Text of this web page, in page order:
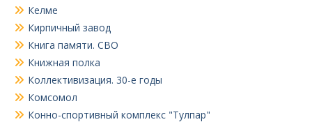
Келме
Кирпичный завод
Книга памяти. СВО
Книжная полка
Коллективизация. 30-е годы
Комсомол
Конно-спортивный комплекс "Тулпар"